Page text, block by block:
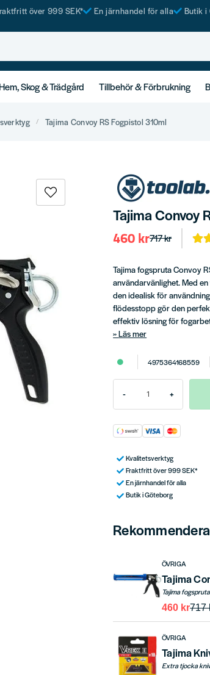
över 999 SEK* En järnhandel för alla Butik i
Skog & Trädgård Tillbehör & Förbrukning
Tajima Convoy RS Fogpistol 310ml
Tajima Convoy
717 kr
460 kr
Tajima fogspruta Convoy
användarvänlighet. Med
den idealisk för
flödesstopp gör den
effektiv lösning för
Läs mer
4975364168559
- +
Kvalitetsverktyg
Fraktfritt över 999 SEK*
En järnhandel för alla
Butik i Göteborg
ÖVRIGA
Tajima
717
460 kr
ÖVRIGA
Tajima
Extra tjocka